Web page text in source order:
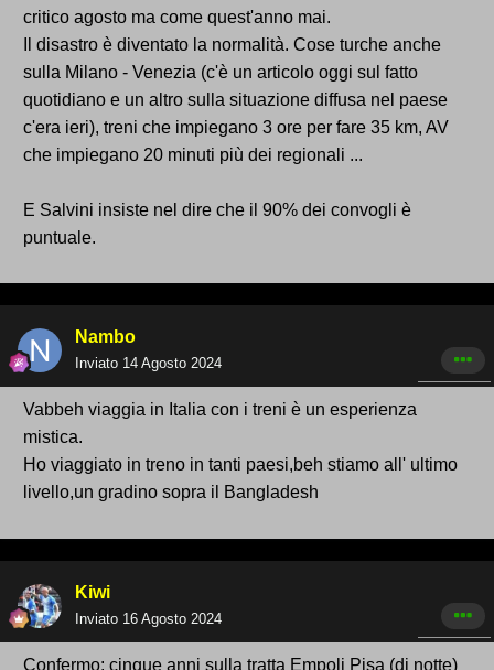
critico agosto ma come quest'anno mai.
Il disastro è diventato la normalità. Cose turche anche
sulla Milano - Venezia (c'è un articolo oggi sul fatto
quotidiano e un altro sulla situazione diffusa nel paese
c'era ieri), treni che impiegano 3 ore per fare 35 km, AV
che impiegano 20 minuti più dei regionali ...
E Salvini insiste nel dire che il 90% dei convogli è
puntuale.
Nambo
Inviato 14 Agosto 2024
Vabbeh viaggia in Italia con i treni è un esperienza
mistica.
Ho viaggiato in treno in tanti paesi,beh stiamo all' ultimo
livello,un gradino sopra il Bangladesh
Kiwi
Inviato 16 Agosto 2024
Confermo: cinque anni sulla tratta Empoli Pisa (di notte)